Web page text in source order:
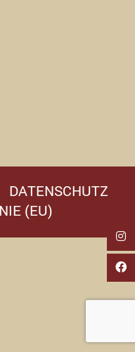
DATENSCHUTZ
(EU)